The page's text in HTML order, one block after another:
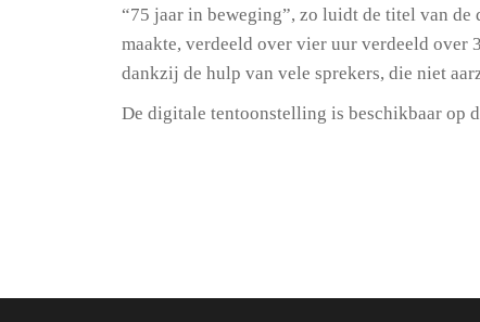
“75 jaar in beweging”, zo luidt de titel van
maakte, verdeeld over vier uur verdeeld over
dankzij de hulp van vele sprekers, die niet
De digitale tentoonstelling is beschikbaar op